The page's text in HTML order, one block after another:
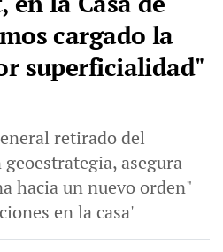
cargado la
superficialidad"
retirado del
asegura
hacia un nuevo orden"
en la casa'